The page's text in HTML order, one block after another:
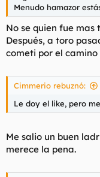
Menudo hamazor
No se quien fue mas
Después, a toro
cometi por el
Cimmerio rebuznó:
Le doy el like, pero
Me salio un buen
merece la pena.